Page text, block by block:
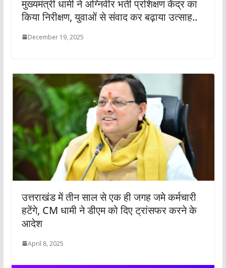
मुख्यमंत्री धामी ने अग्निवीर भर्ती प्रशिक्षण केंद्र का
किया निरीक्षण, युवाओं से संवाद कर बढ़ाया उत्साह..
December 19, 2025
उत्तराखंड में तीन साल से एक ही जगह जमे कर्मचारी
हटेंगे, CM धामी ने डीएम को दिए ट्रांसफर करने के
आदेश
April 8, 2025